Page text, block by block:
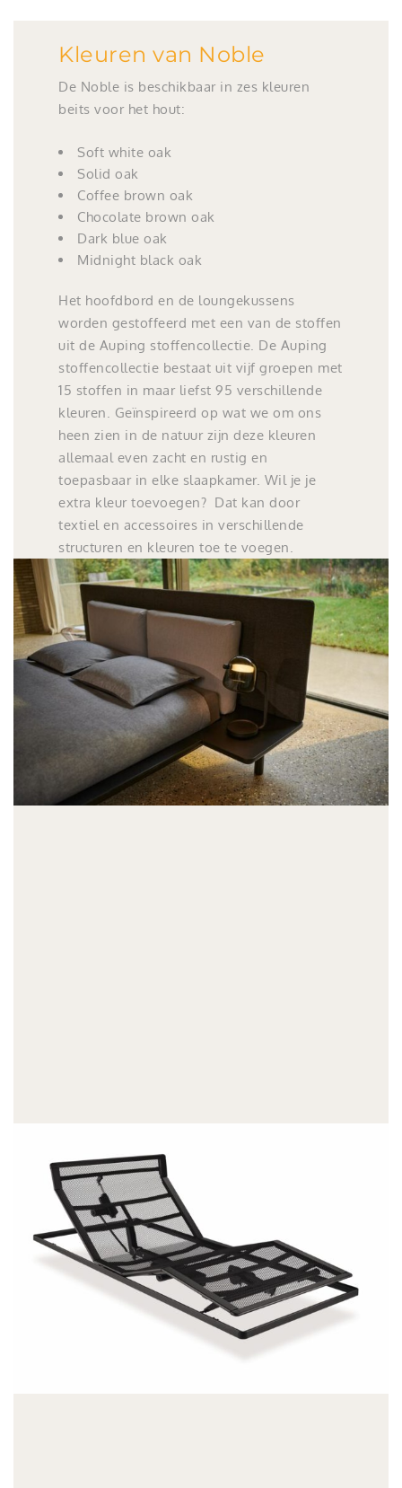
Kleuren van Noble
De Noble is beschikbaar in zes kleuren
beits voor het hout:
Soft white oak
Solid oak
Coffee brown oak
Chocolate brown oak
Dark blue oak
Midnight black oak
Het hoofdbord en de loungekussens
worden gestoffeerd met een van de stoffen
uit de Auping stoffencollectie. De Auping
stoffencollectie bestaat uit vijf groepen met
15 stoffen in maar liefst 95 verschillende
kleuren. Geïnspireerd op wat we om ons
heen zien in de natuur zijn deze kleuren
allemaal even zacht en rustig en
toepasbaar in elke slaapkamer. Wil je je
extra kleur toevoegen? Dat kan door
textiel en accessoires in verschillende
structuren en kleuren toe te voegen.